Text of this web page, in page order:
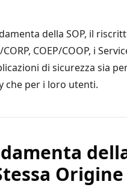
della SOP, il
CORP, COEP/COOP, i
di sicurezza sia
che per i loro utenti.
Origine